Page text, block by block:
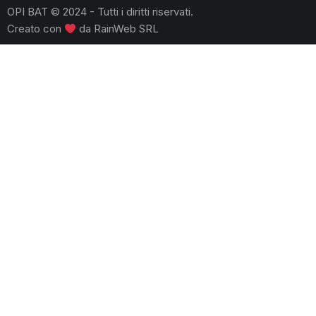
OPI BAT © 2024 - Tutti i diritti riservati.
Creato con
da RainWeb SRL